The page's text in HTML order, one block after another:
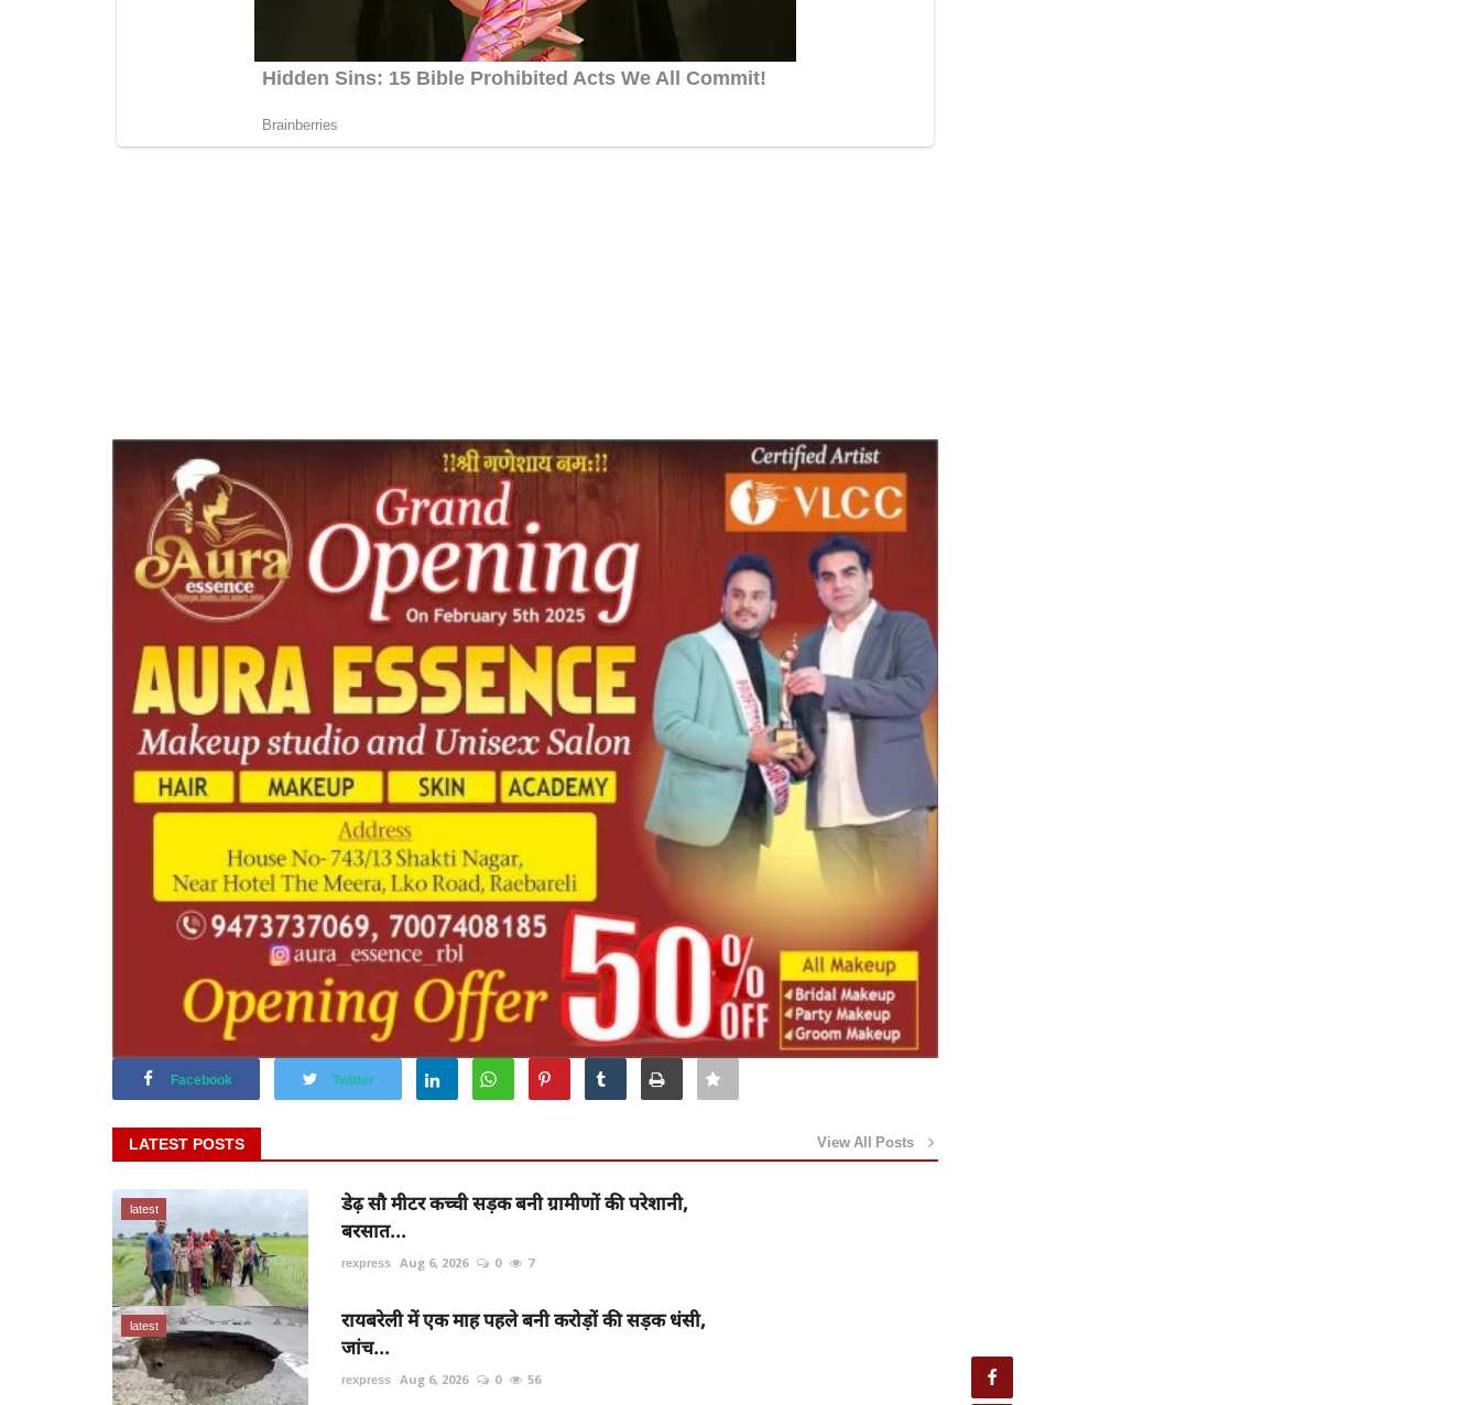
Facebook Twitter
LATEST POSTS View All Posts
latest
डेढ़ सौ मीटर कच्ची सड़क बनी ग्रामीणों की परेशानी,
बरसात...
rexpress Aug 6, 2026 0 7
latest
रायबरेली में एक माह पहले बनी करोड़ों की सड़क धंसी,
जांच...
rexpress Aug 6, 2026 0 56